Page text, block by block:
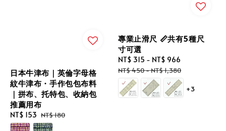
日本牛津布｜英倫字母格
紋牛津布・手作包包布料
｜拼布、托特包、收納包
推薦用布
Sale
price
NT$ 153 Regular
price
NT$ 180
專業止滑尺 📏共有5種尺
寸可選
Sale
price
NT$ 315 - NT$ 966
NT$ 450-NT$ 1,380
+3